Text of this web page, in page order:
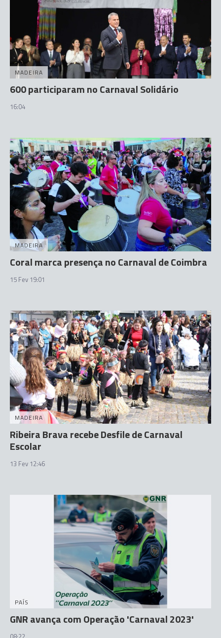
MADEIRA
600 participaram no Carnaval Solidário
16:04
MADEIRA
Coral marca presença no Carnaval de Coimbra
15 Fev 19:01
MADEIRA
Ribeira Brava recebe Desfile de Carnaval
Escolar
13 Fev 12:46
PAÍS
GNR avança com Operação 'Carnaval 2023'